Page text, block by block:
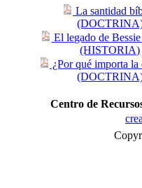
La santidad
El legado de
(HISTORIA)
¿Por qué importa la
Centro de